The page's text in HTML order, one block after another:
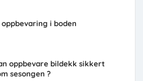
i boden
oppbevare bildekk sikkert
sesongen ?